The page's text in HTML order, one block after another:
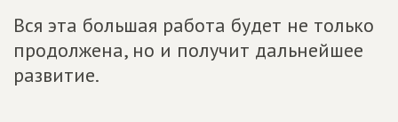
Вся эта большая работа будет не только
продолжена, но и получит дальнейшее
развитие.